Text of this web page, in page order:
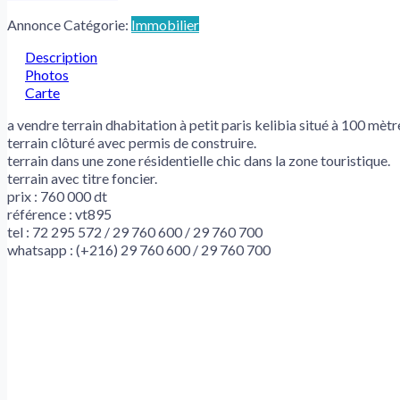
Annonce Catégorie: Immobilier
Description
Photos
Carte
a vendre terrain dhabitation à petit paris kelibia situé à 100
terrain clôturé avec permis de construire.
terrain dans une zone résidentielle chic dans la zone touristique.
terrain avec titre foncier.
prix : 760 000 dt
référence : vt895
tel : 72 295 572 / 29 760 600 / 29 760 700
whatsapp : (+216) 29 760 600 / 29 760 700